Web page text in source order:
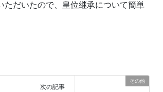
だいたので、皇位継承について簡単
その他
次の記事